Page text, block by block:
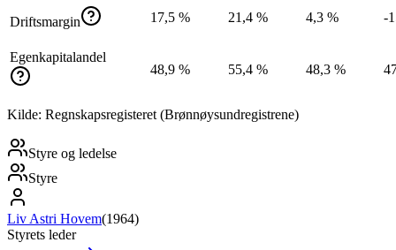
Driftsmargin 17,5 % 21,4 % 4,3 % -
Egenkapitalandel
48,9 %
55,4 % 48,3 %
Kilde: Regnskapsregisteret (Brønnøysundregistrene)
Styre og ledelse
Styre
Liv Astri Hovem(1964)
Styrets leder